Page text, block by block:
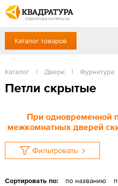
ОТДЕЛОЧНЫЕ МАТЕРИАЛЫ
Скидки
Акции
Готовые решения
Доставка и оплата
Отзывы
+7 (8652) 20-54-77
Сб, Вс — выходной
ЗАКАЗАТЬ ЗВОНОК
Каталог товаров
Каталог | Двери | Фурнитура
Петли скрытые
При одновременной
межкомнатных дверей
Фильтровать
Сортировать по: по названию